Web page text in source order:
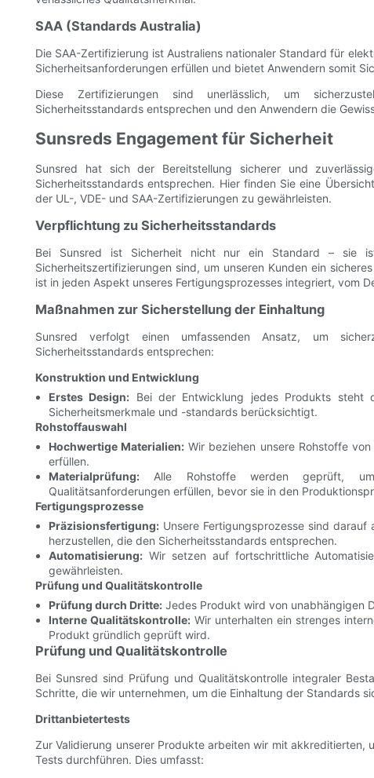
SAA (Standards Australia)
Die SAA-Zertifizierung ist Australiens nationaler Standard für
Sicherheitsanforderungen erfüllen und bietet Anwendern somit
Diese Zertifizierungen sind unerlässlich, um
Sicherheitsstandards entsprechen und den Anwendern die
Sunsreds Engagement für Sicherheit
Sunsred hat sich der Bereitstellung sicherer und
Sicherheitsstandards entsprechen. Hier finden Sie eine
der UL-, VDE- und SAA-Zertifizierungen zu gewährleisten.
Verpflichtung zu Sicherheitsstandards
Bei Sunsred ist Sicherheit nicht nur ein Standard – sie
Sicherheitszertifizierungen sind, um unseren Kunden ein
ist in jeden Aspekt unseres Fertigungsprozesses integriert, vom
Maßnahmen zur Sicherstellung der Einhaltung
Sunsred verfolgt einen umfassenden Ansatz, um
Sicherheitsstandards entsprechen:
Konstruktion und Entwicklung
Erstes Design: Bei der Entwicklung jedes Produkts steht
Sicherheitsmerkmale und -standards berücksichtigt.
Rohstoffauswahl
Hochwertige Materialien: Wir beziehen unsere Rohstoffe
erfüllen.
Materialprüfung:Alle Rohstoffe werden geprüft,
Qualitätsanforderungen erfüllen, bevor sie in den
Fertigungsprozesse
Präzisionsfertigung:Unsere Fertigungsprozesse sind
herzustellen, die den Sicherheitsstandards entsprechen.
Automatisierung:Wir setzen auf fortschrittliche
gewährleisten.
Prüfung und Qualitätskontrolle
Prüfung durch Dritte:Jedes Produkt wird von unabhängigen
Interne Qualitätskontrolle:Wir unterhalten ein strenges
Produkt gründlich geprüft wird.
Prüfung und Qualitätskontrolle
Bei Sunsred sind Prüfung und Qualitätskontrolle integraler
Schritte, die wir unternehmen, um die Einhaltung der Standards
Drittanbietertests
Zur Validierung unserer Produkte arbeiten wir mit akkreditierten,
Tests durchführen. Dies umfasst: